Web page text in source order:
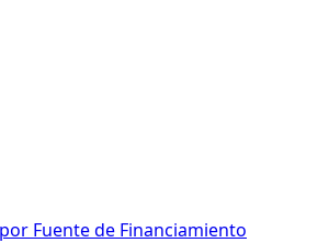
Fuente de Financiamiento